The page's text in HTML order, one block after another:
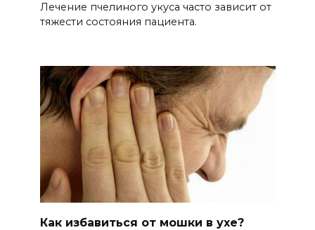
Лечение пчелиного укуса часто зависит от
тяжести состояния пациента.
Как избавиться от мошки в ухе?